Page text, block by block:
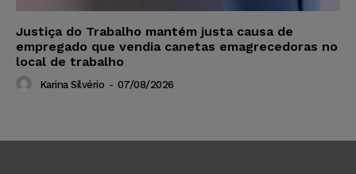
Justiça do Trabalho mantém justa causa de
empregado que vendia canetas emagrecedoras no
local de trabalho
Karina Silvério - 07/08/2026